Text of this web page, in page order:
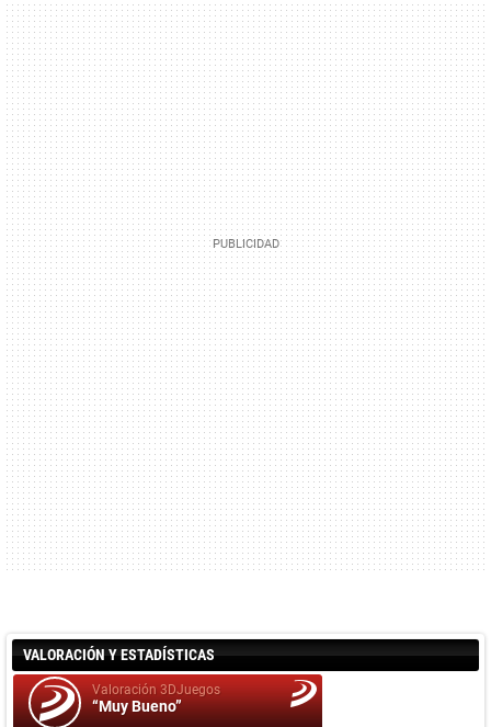
VALORACIÓN Y ESTADÍSTICAS
Valoración 3DJuegos
“Muy Bueno”